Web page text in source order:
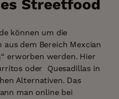
Streetfood
können um die
dem Bereich Mexcian
“ erworben werden. Hier
oder Quesadillas in
Alternativen. Das
man online bei